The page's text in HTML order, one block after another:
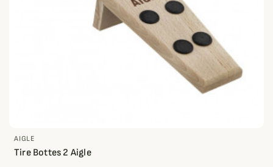
AIGLE
Tire Bottes 2 Aigle